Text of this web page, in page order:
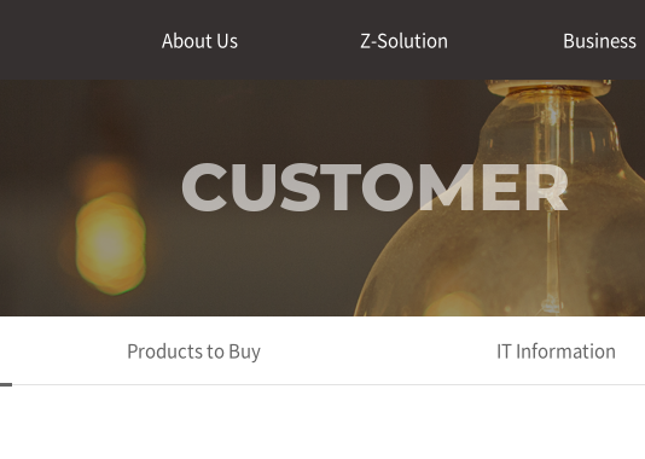
About Us Z-Solution Business
CUSTOMER
Products to Buy IT Information